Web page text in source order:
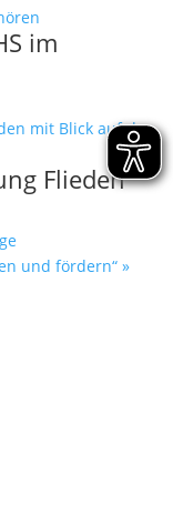
im
Flieden
und fördern“ »